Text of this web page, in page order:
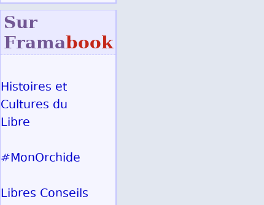
Sur
Framabook
Histoires et
Cultures du
Libre
#MonOrchide
Libres Conseils